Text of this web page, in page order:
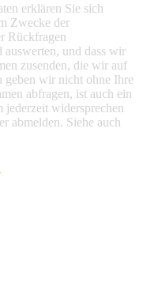
erklären Sie sich
Zwecke der
Rückfragen
auswerten, und dass wir
zusenden, die wir auf
geben wir nicht ohne Ihre
abfragen, ist auch ein
jederzeit widersprechen
abmelden. Siehe auch